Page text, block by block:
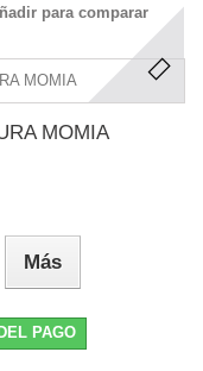
para comparar
MOMIA
Más
PAGO